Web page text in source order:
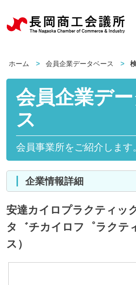
ホーム 会員企業データベース
会員企業デ
ス
会員事業所をご紹介します
企業情報詳細
安達カイロプラクティッ
タ゛チカイロフ゜ラクテ
ス）